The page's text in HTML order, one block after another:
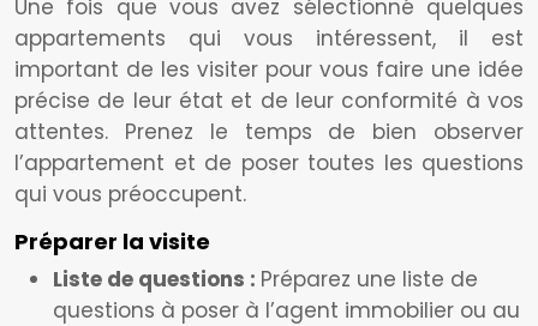
Une fois que vous avez sélectionné quelques
appartements qui vous intéressent, il est
important de les visiter pour vous faire une idée
précise de leur état et de leur conformité à vos
attentes. Prenez le temps de bien observer
l’appartement et de poser toutes les questions
qui vous préoccupent.
Préparer la visite
Liste de questions : Préparez une liste de
questions à poser à l’agent immobilier ou au